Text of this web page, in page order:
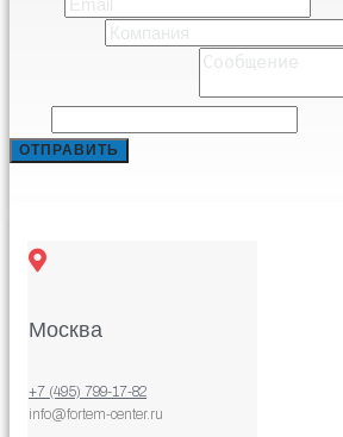
ОТПРАВИТЬ
Москва
+7 (495) 799-17-82
info@fortem-center.ru